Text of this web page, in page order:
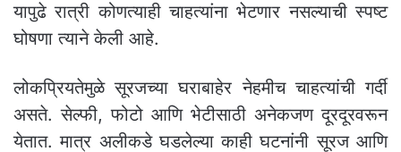
यापुढे रात्री कोणत्याही चाहत्यांना भेटणार नसल्याची स्पष्ट
घोषणा त्याने केली आहे.
लोकप्रियतेमुळे सूरजच्या घराबाहेर नेहमीच चाहत्यांची गर्दी
असते. सेल्फी, फोटो आणि भेटीसाठी अनेकजण दूरदूरवरून
येतात. मात्र अलीकडे घडलेल्या काही घटनांनी सूरज आणि